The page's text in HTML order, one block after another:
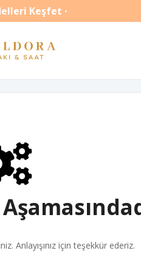
Keşfet •
Anlayışınız için teşekkür ederiz.